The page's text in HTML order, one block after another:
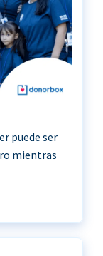
Peer |
puede ser
mientras